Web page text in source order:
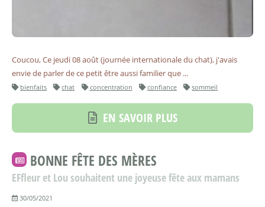
Coucou, Ce jeudi 08 août (journée internationale du chat), j'avais
envie de parler de ce petit être aussi familier que ...
bienfaits chat concentration confiance sommeil
EN SAVOIR PLUS
BONNE FÊTE DES MÈRES
EFfleur et Lou souhaitent une joyeuse fête aux mamans
30/05/2021